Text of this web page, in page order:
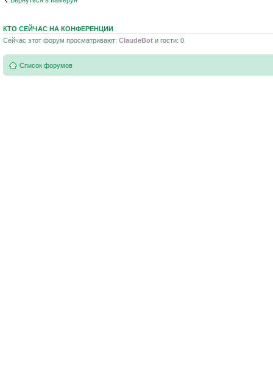
КТО СЕЙЧАС НА КОНФЕРЕНЦИИ
Сейчас этот форум просматривают: ClaudeBot и гости: 0
Список форумов